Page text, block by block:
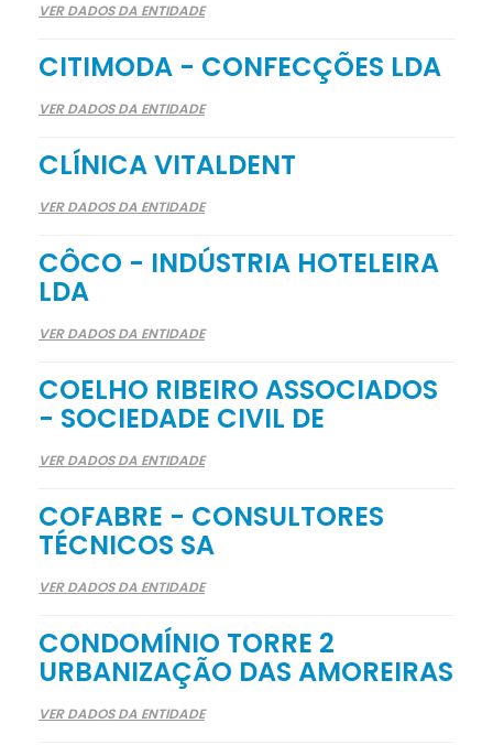
VER DADOS DA ENTIDADE
CITIMODA - CONFECÇÕES LDA
VER DADOS DA ENTIDADE
CLÍNICA VITALDENT
VER DADOS DA ENTIDADE
CÔCO - INDÚSTRIA HOTELEIRA
LDA
VER DADOS DA ENTIDADE
COELHO RIBEIRO ASSOCIADOS
- SOCIEDADE CIVIL DE
VER DADOS DA ENTIDADE
COFABRE - CONSULTORES
TÉCNICOS SA
VER DADOS DA ENTIDADE
CONDOMÍNIO TORRE 2
URBANIZAÇÃO DAS AMOREIRAS
VER DADOS DA ENTIDADE